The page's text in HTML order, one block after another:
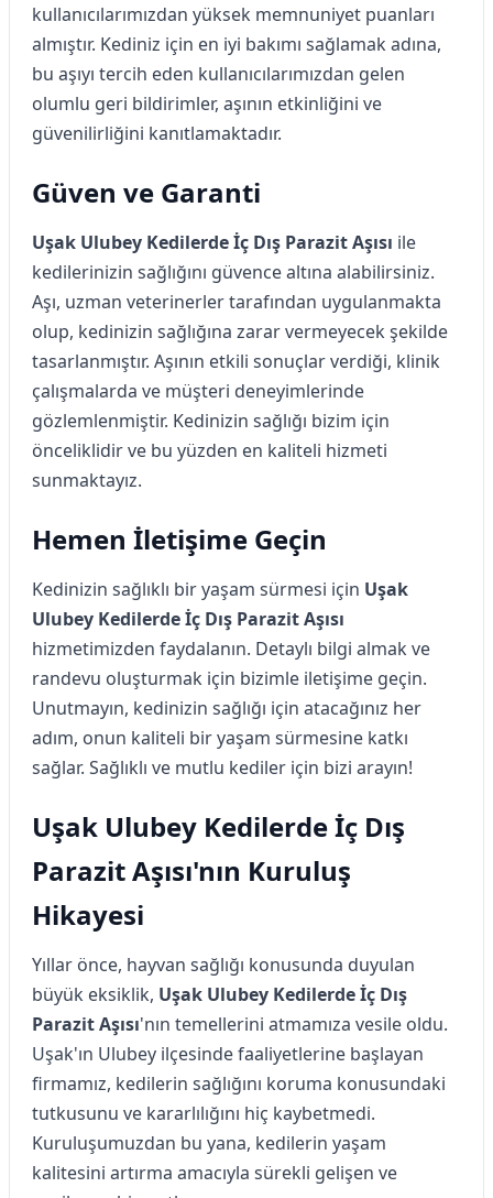
kullanıcılarımızdan yüksek memnuniyet puanları
almıştır. Kediniz için en iyi bakımı sağlamak adına,
bu aşıyı tercih eden kullanıcılarımızdan gelen
olumlu geri bildirimler, aşının etkinliğini ve
güvenilirliğini kanıtlamaktadır.
Güven ve Garanti
Uşak Ulubey Kedilerde İç Dış Parazit Aşısı ile
kedilerinizin sağlığını güvence altına alabilirsiniz.
Aşı, uzman veterinerler tarafından uygulanmakta
olup, kedinizin sağlığına zarar vermeyecek şekilde
tasarlanmıştır. Aşının etkili sonuçlar verdiği, klinik
çalışmalarda ve müşteri deneyimlerinde
gözlemlenmiştir. Kedinizin sağlığı bizim için
önceliklidir ve bu yüzden en kaliteli hizmeti
sunmaktayız.
Hemen İletişime Geçin
Kedinizin sağlıklı bir yaşam sürmesi için Uşak
Ulubey Kedilerde İç Dış Parazit Aşısı
hizmetimizden faydalanın. Detaylı bilgi almak ve
randevu oluşturmak için bizimle iletişime geçin.
Unutmayın, kedinizin sağlığı için atacağınız her
adım, onun kaliteli bir yaşam sürmesine katkı
sağlar. Sağlıklı ve mutlu kediler için bizi arayın!
Uşak Ulubey Kedilerde İç Dış
Parazit Aşısı'nın Kuruluş
Hikayesi
Yıllar önce, hayvan sağlığı konusunda duyulan
büyük eksiklik, Uşak Ulubey Kedilerde İç Dış
Parazit Aşısı'nın temellerini atmamıza vesile oldu.
Uşak'ın Ulubey ilçesinde faaliyetlerine başlayan
firmamız, kedilerin sağlığını koruma konusundaki
tutkusunu ve kararlılığını hiç kaybetmedi.
Kuruluşumuzdan bu yana, kedilerin yaşam
kalitesini artırma amacıyla sürekli gelişen ve